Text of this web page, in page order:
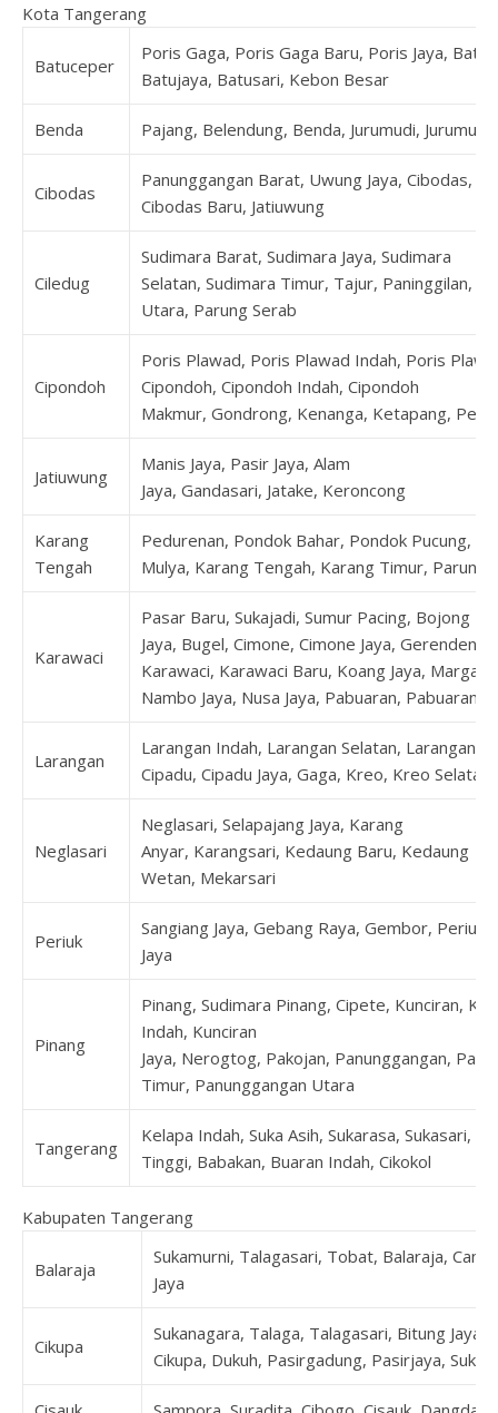
Kota Tangerang
Batuceper
Poris Gaga, Poris Gaga Baru, Poris Jaya,
Batujaya, Batusari, Kebon Besar
Benda Pajang, Belendung, Benda, Jurumudi, Jurumudi
Cibodas
Panunggangan Barat, Uwung Jaya, Cibodas,
Cibodas Baru, Jatiuwung
Ciledug
Sudimara Barat, Sudimara Jaya, Sudimara
Selatan, Sudimara Timur, Tajur, Paninggilan,
Utara, Parung Serab
Cipondoh
Poris Plawad, Poris Plawad Indah, Poris
Cipondoh, Cipondoh Indah, Cipondoh
Makmur, Gondrong, Kenanga, Ketapang, Petir
Jatiuwung
Manis Jaya, Pasir Jaya, Alam
Jaya, Gandasari, Jatake, Keroncong
Karang
Tengah
Pedurenan, Pondok Bahar, Pondok Pucung,
Mulya, Karang Tengah, Karang Timur, Parung
Karawaci
Pasar Baru, Sukajadi, Sumur Pacing, Bojong
Jaya, Bugel, Cimone, Cimone Jaya, Gerendeng,
Karawaci, Karawaci Baru, Koang Jaya,
Nambo Jaya, Nusa Jaya, Pabuaran, Pabuaran
Larangan
Larangan Indah, Larangan Selatan, Larangan
Cipadu, Cipadu Jaya, Gaga, Kreo, Kreo Selatan
Neglasari
Neglasari, Selapajang Jaya, Karang
Anyar, Karangsari, Kedaung Baru, Kedaung
Wetan, Mekarsari
Periuk
Sangiang Jaya, Gebang Raya, Gembor, Periuk,
Jaya
Pinang
Pinang, Sudimara Pinang, Cipete, Kunciran,
Indah, Kunciran
Jaya, Nerogtog, Pakojan, Panunggangan,
Timur, Panunggangan Utara
Tangerang
Kelapa Indah, Suka Asih, Sukarasa, Sukasari,
Tinggi, Babakan, Buaran Indah, Cikokol
Kabupaten Tangerang
Balaraja
Sukamurni, Talagasari, Tobat, Balaraja,
Jaya
Cikupa
Sukanagara, Talaga, Talagasari, Bitung
Cikupa, Dukuh, Pasirgadung, Pasirjaya,